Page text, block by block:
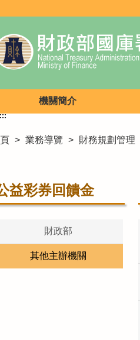
機關簡介
> 業務導覽 > 財務規劃管理
:::
益彩券回饋金
財政部
其他主辦機關